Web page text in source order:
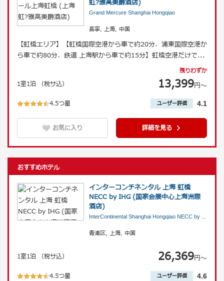
虹?雅高美爵酒店)
Grand Mercure Shanghai Hongqiao
長寧, 上海, 中国
【虹橋エリア】【虹橋国際空港から車で約20分、浦東国際空港か
ら車で約80分、鉄道 上海駅から車で約15分】虹橋空港だけで...
残りわずか
13,399円〜
1室1泊 （税サ込）
4.5つ星 ユーザー評価 4.1
お気に入り 詳細を見る
おすすめホテル
インターコンチネンタル 上海 虹橋
NECC by IHG (国家会展中心上海洲際
酒店)
InterContinental Shanghai Hongqiao NECC by
青浦区, 上海, 中国
26,369円〜
1室1泊 （税サ込）
4.5つ星 ユーザー評価 4.6